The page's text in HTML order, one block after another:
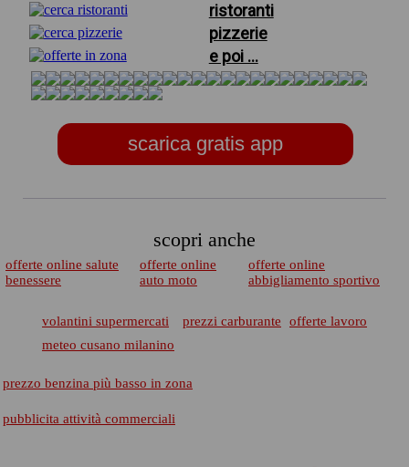
ristoranti
pizzerie
e poi ...
scarica gratis app
scopri anche
offerte online salute
benessere
offerte online
auto moto
offerte online
abbigliamento sportivo
volantini supermercati prezzi carburante
offerte lavoro
meteo cusano milanino
prezzo benzina più basso in zona
pubblicita attività commerciali